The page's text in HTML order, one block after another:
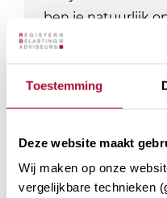
Toestemming
Deze website maakt
Wij maken op onze
vergelijkbare technieken
ben je natuurlijk
laatste
PE-punten Fiscaal
Module